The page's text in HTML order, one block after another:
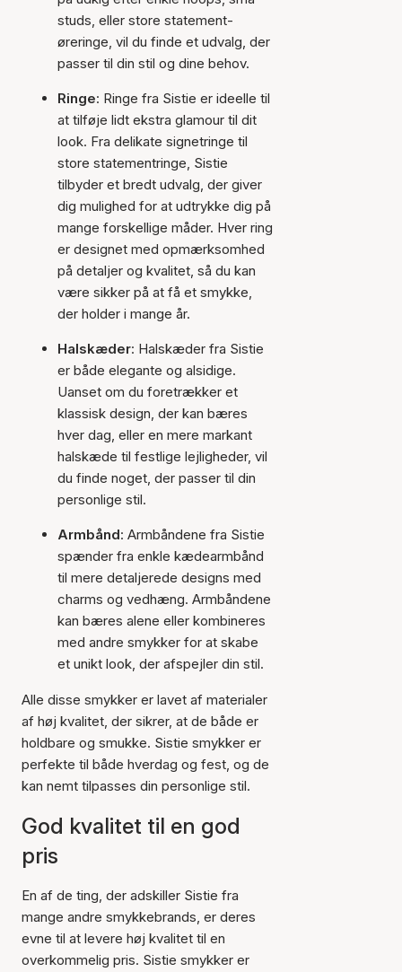
studs, eller store statement-
øreringe, vil du finde et udvalg, der
passer til din stil og dine behov.
Ringe: Ringe fra Sistie er ideelle til
at tilføje lidt ekstra glamour til dit
look. Fra delikate signetringe til
store statementringe, Sistie
tilbyder et bredt udvalg, der giver
dig mulighed for at udtrykke dig på
mange forskellige måder. Hver ring
er designet med opmærksomhed
på detaljer og kvalitet, så du kan
være sikker på at få et smykke,
der holder i mange år.
Halskæder: Halskæder fra Sistie
er både elegante og alsidige.
Uanset om du foretrækker et
klassisk design, der kan bæres
hver dag, eller en mere markant
halskæde til festlige lejligheder, vil
du finde noget, der passer til din
personlige stil.
Armbånd: Armbåndene fra Sistie
spænder fra enkle kædearmbånd
til mere detaljerede designs med
charms og vedhæng. Armbåndene
kan bæres alene eller kombineres
med andre smykker for at skabe
et unikt look, der afspejler din stil.
Alle disse smykker er lavet af materialer
af høj kvalitet, der sikrer, at de både er
holdbare og smukke. Sistie smykker er
perfekte til både hverdag og fest, og de
kan nemt tilpasses din personlige stil.
God kvalitet til en god
pris
En af de ting, der adskiller Sistie fra
mange andre smykkebrands, er deres
evne til at levere høj kvalitet til en
overkommelig pris. Sistie smykker er